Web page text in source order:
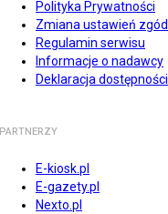
Polityka Prywatności
Zmiana ustawień zgód
Regulamin serwisu
Informacje o nadawcy
Deklaracja dostępności
PARTNERZY
E-kiosk.pl
E-gazety.pl
Nexto.pl